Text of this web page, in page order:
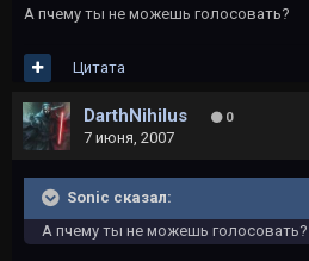
А пчему ты не можешь голосовать?
Цитата
DarthNihilus 0
7 июня, 2007
Sonic сказал:
А пчему ты не можешь голосовать?